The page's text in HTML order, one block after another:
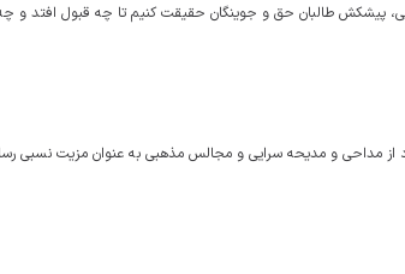
پیشکش طالبان حق و جوینگان حقیقت کنیم تا چه قبول افتد و
از مداحی و مدیحه سرایی و مجالس مذهبی به عنوان مزیت نسبی